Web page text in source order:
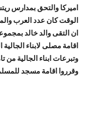
اميركا والتحق بمدارس
الوقت كان عدد العرب
ان التقى والد خالد
اقامة مصلى لابناء
وتبرعات ابناء الجالية
وقرروا اقامة مسجد